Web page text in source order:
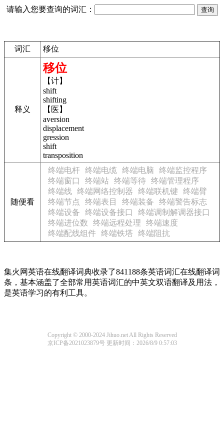
请输入您要查询的词汇：
词汇 移位
释义
移位
【计】
shift
shifting
【医】
aversion
displacement
gression
shift
transposition
随便看
终端电杆 终端电缆 终端电脑
终端监控程序
终端窗口
终端站 终端等待
终端管理程序
终端线
终端网络控制器 终端联机键
终端臂
终端节点
终端表目 终端装备
终端警告标志
终端设备
终端设备接口
终端调制解调器接口
终端进位数
终端远程处理
终端速度
终端配线组件 终端铁塔 终端阻抗
集火网英语在线翻译词典收录了841188条英语词汇在线翻译词
条，基本涵盖了全部常用英语词汇的中英文双语翻译及用法，
是英语学习的有利工具。
Copyright © 2000-2024 Jihuo.net All Rights Reserved
京ICP备2021023879号更新时间：2026/8/9 0:57:03